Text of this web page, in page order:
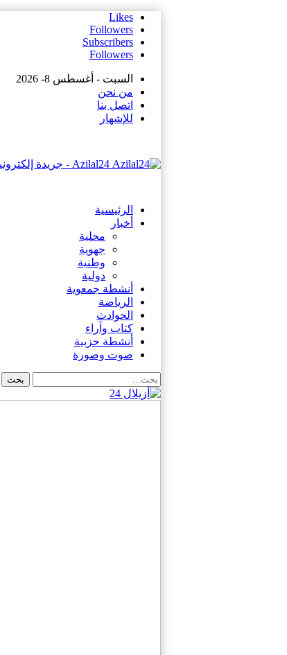
Likes
Followers
Subscribers
Followers
السبت - أغسطس 8- 2026
من نحن
اتصل بنا
للإشهار
Azilal24 - جريدة إلكترونية متجددة على مدار الساعة
الرئيسية
أخبار
محلية
جهوية
وطنية
دولية
أنشطة جمعوية
الرياضة
الحوادث
كتاب وآراء
أنشطة حزبية
صوت وصورة